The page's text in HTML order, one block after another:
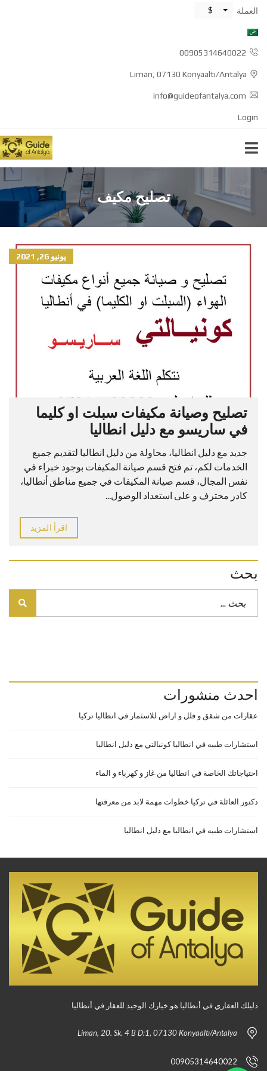
العملة $
00905314640022
Liman, 07130 Konyaaltı/Antalya
info@guideofantalya.com
Login
تصليح مكيف
يونيو 26, 2021
تصليح وصيانة مكيفات سبلت او كليما
في ساريسو مع دليل انطاليا
جديد مع دليل انطاليا، محاولة من دليل انطاليا لتقديم جميع
الخدمات لكم، تم فتح قسم صيانة المكيفات بوجود خبراء في
نفس المجال، قسم صيانة المكيفات في جميع مناطق أنطاليا،
كادر محترف و على استعداد الوصول...
اقرأ المزيد
بحث
احدث منشورات
عقارات من شقق و فلل و اراض للاسثمار في انطاليا تركيا
استشارات طبيه في انطاليا كونيالتي مع دليل انطاليا
احتياجاتك الخاصة في انطاليا من غاز و كهرباء و الماء
دكتور العائلة في تركيا خطوات مهمة لابد من معرفتها
استشارات طبيه في انطاليا مع دليل انطاليا
دليلك العقاري في أنطاليا هو خيارك الوحيد للعقار في أنطاليا
Liman, 20. Sk. 4 B D:1, 07130 Konyaaltı/Antalya
00905314640022